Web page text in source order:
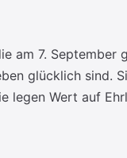
am 7.
glücklich sind.
legen Wert auf